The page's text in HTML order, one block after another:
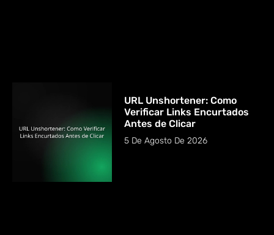
URL Unshortener: Como
Verificar Links Encurtados
Antes de Clicar
5 De Agosto De 2026